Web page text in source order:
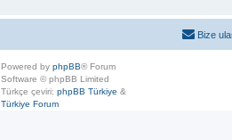
Bize
Powered by phpBB® Forum
Software © phpBB Limited
Türkçe çeviri: phpBB Türkiye &
Türkiye Forum